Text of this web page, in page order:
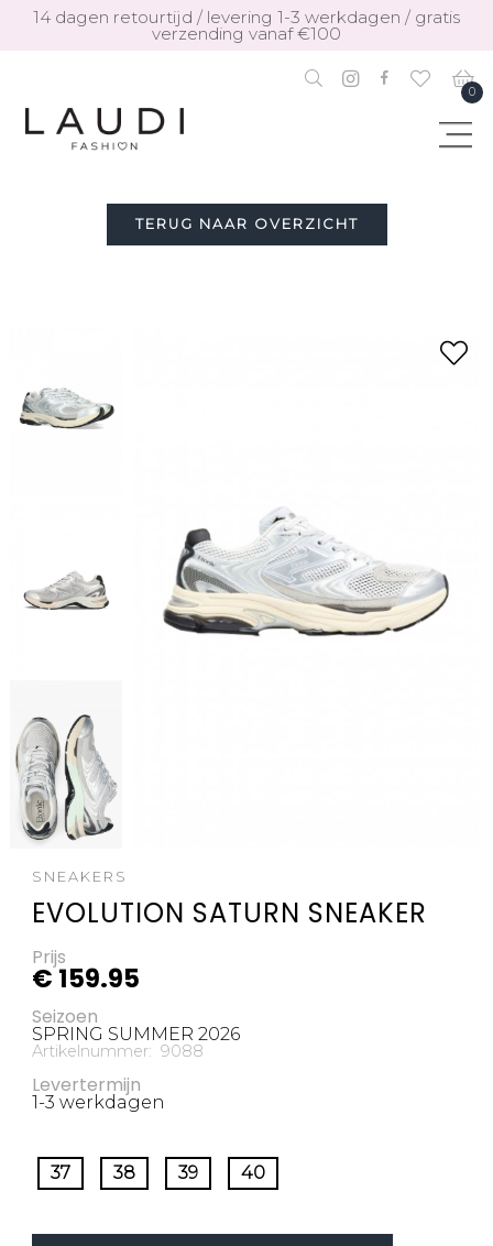
14 dagen retourtijd / levering 1-3 werkdagen / gratis
verzending vanaf €100
0
TERUG NAAR OVERZICHT
SNEAKERS
EVOLUTION SATURN SNEAKER
Prijs
€ 159.95
Seizoen
SPRING SUMMER 2026
Artikelnummer: 9088
Levertermijn
1-3 werkdagen
37 38 39 40